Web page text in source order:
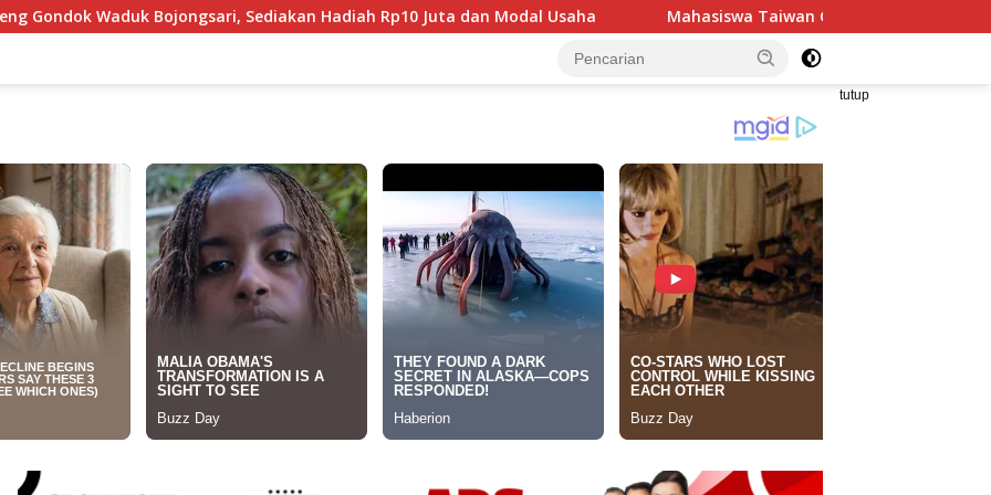
Sediakan Hadiah Rp10 Juta dan Modal Usaha Mahasiswa Taiwan Gelar Pengabdian Masyarakat di Indramayu,
tutup